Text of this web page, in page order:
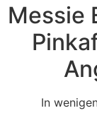
Messie
In